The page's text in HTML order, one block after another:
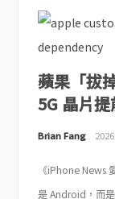
蘋果「拔
5G 晶片
Brian Fang
《iPhone News
是 Android，而